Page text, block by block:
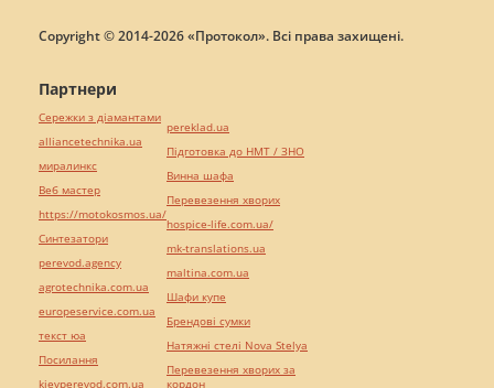
Copyright © 2014-2026 «Протокол». Всі права захищені.
Партнери
Сережки з діамантами
alliancetechnika.ua
миралинкс
Веб мастер
https://motokosmos.ua/
Синтезатори
perevod.agency
agrotechnika.com.ua
europeservice.com.ua
текст юа
Посилання
kievperevod.com.ua
pereklad.ua
Підготовка до НМТ / ЗНО
Винна шафа
Перевезення хворих
hospice-life.com.ua/
mk-translations.ua
maltina.com.ua
Шафи купе
Брендові сумки
Натяжні стелі Nova Stelya
Перевезення хворих за
кордон